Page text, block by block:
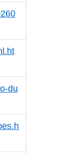
du